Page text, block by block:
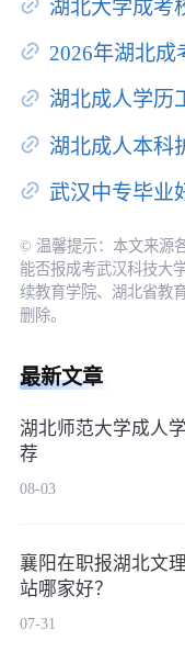
湖北大学成考
2026年湖北成
湖北成人学历
湖北成人本科
武汉中专毕业
© 温馨提示：本文来源
能否报成考武汉科技大
续教育学院、湖北省教
删除。
最新文章
湖北师范大学成人
荐
08-03
襄阳在职报湖北文
站哪家好？
07-31